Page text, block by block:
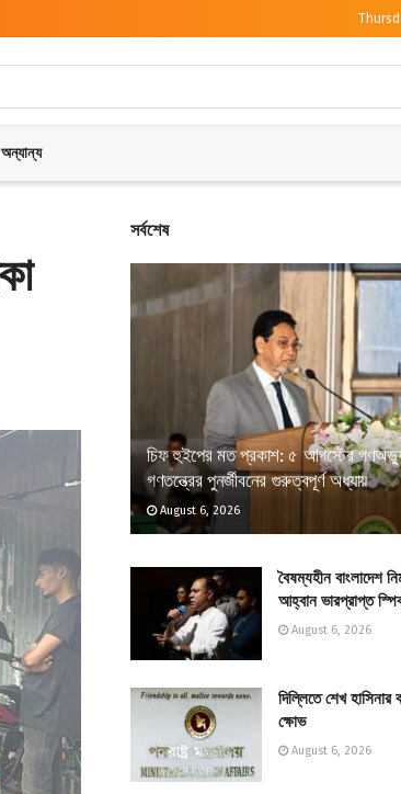
অন্যান্য
সর্বশেষ
চিফ হুইপের মত প্রকাশ: ৫ আগস্টের
গণতন্ত্রের পুনর্জীবনের গুরুত্বপূর্ণ অধ্যায়
August 6, 2026
বৈষম্যহীন বাংলাদেশ
আহ্বান ভারপ্রাপ্ত
August 6, 2026
দিল্লিতে শেখ হাসিনার
ক্ষোভ
August 6, 2026